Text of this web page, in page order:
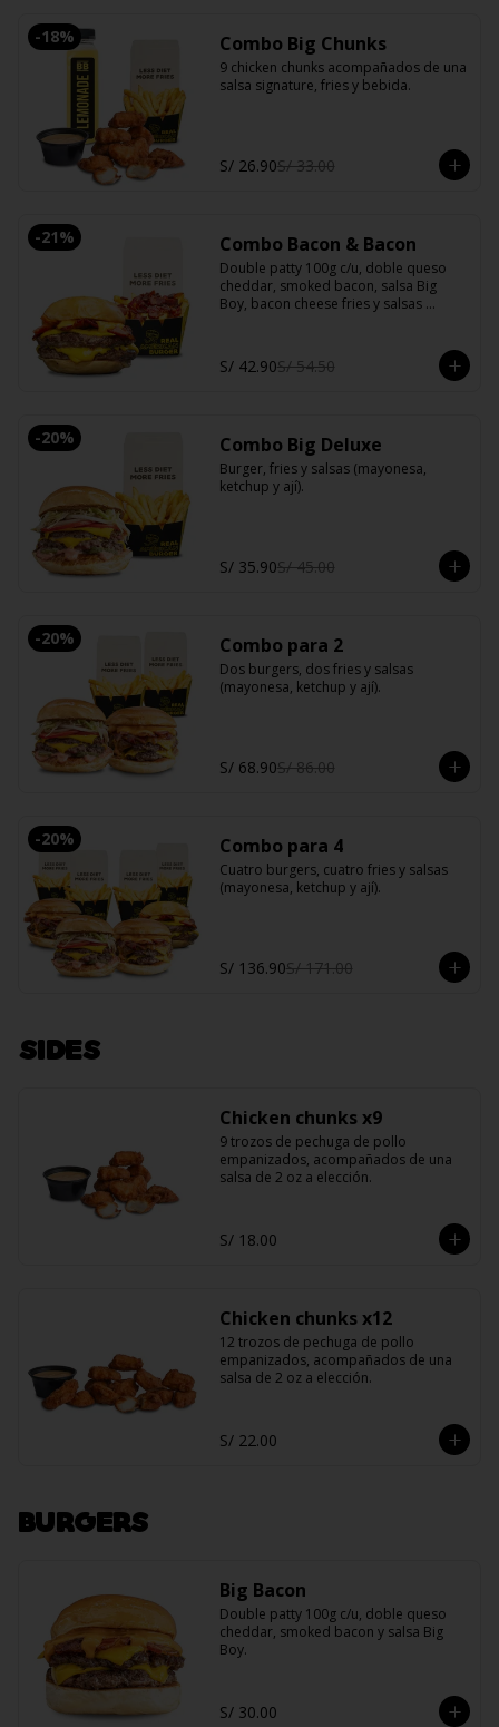
-18% Combo Big Chunks
9 chicken chunks acompañados de una
salsa signature, fries y bebida.
S/ 26.90S/ 33.00
-21% Combo Bacon & Bacon
Double patty 100g c/u, doble queso
cheddar, smoked bacon, salsa Big
Boy, bacon cheese fries y salsas
S/ 42.90S/ 54.50
-20% Combo Big Deluxe
Burger, fries y salsas (mayonesa,
ketchup y ají).
S/ 35.90S/ 45.00
-20% Combo para 2
Dos burgers, dos fries y salsas
(mayonesa, ketchup y ají).
S/ 68.90S/ 86.00
-20% Combo para 4
Cuatro burgers, cuatro fries y salsas
(mayonesa, ketchup y ají).
S/ 136.90S/ 171.00
SIDES
Chicken chunks x9
9 trozos de pechuga de pollo
empanizados, acompañados de una
salsa de 2 oz a elección.
S/ 18.00
Chicken chunks x12
12 trozos de pechuga de pollo
empanizados, acompañados de una
salsa de 2 oz a elección.
S/ 22.00
BURGERS
Big Bacon
Double patty 100g c/u, doble queso
cheddar, smoked bacon y salsa Big
Boy.
S/ 30.00